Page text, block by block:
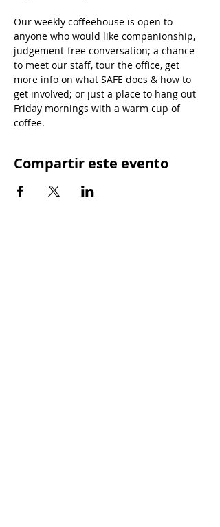
Our weekly coffeehouse is open to
anyone who would like companionship,
judgement-free conversation; a chance
to meet our staff, tour the office, get
more info on what SAFE does & how to
get involved; or just a place to hang out
Friday mornings with a warm cup of
coffee.
Compartir este evento